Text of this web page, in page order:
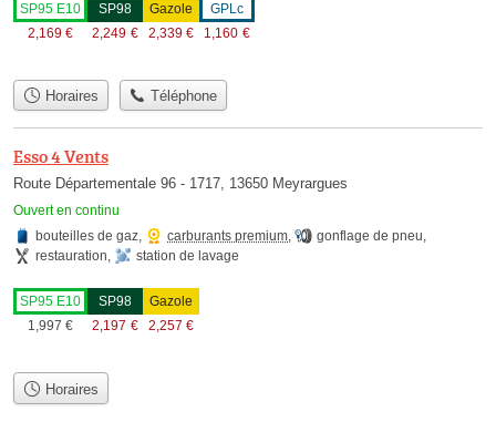
SP95 E10
2,169 €
SP98
2,249 €
Gazole
2,339 €
GPLc
1,160 €
Horaires Téléphone
Esso 4 Vents
Route Départementale 96 - 1717, 13650 Meyrargues
Ouvert en continu
bouteilles de gaz, carburants premium, gonflage de pneu,
restauration, station de lavage
SP95 E10
1,997 €
SP98
2,197 €
Gazole
2,257 €
Horaires